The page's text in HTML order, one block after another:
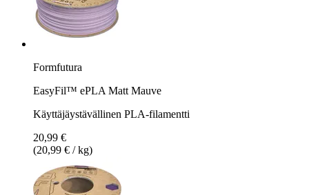
Formfutura
EasyFil™ ePLA Matt Mauve
Käyttäjäystävällinen PLA-filamentti
20,99 €
(20,99 € / kg)